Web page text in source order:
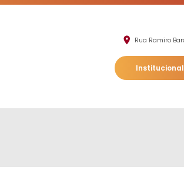
Rua Ramiro
Institucional